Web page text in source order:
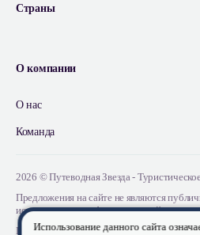
Страны
О компании
О нас
Команда
2026 © Путеводная Звезда -
Предложения на сайте не являются
исключительно информационный
Положение об обработке персональных
Использование данного сайта